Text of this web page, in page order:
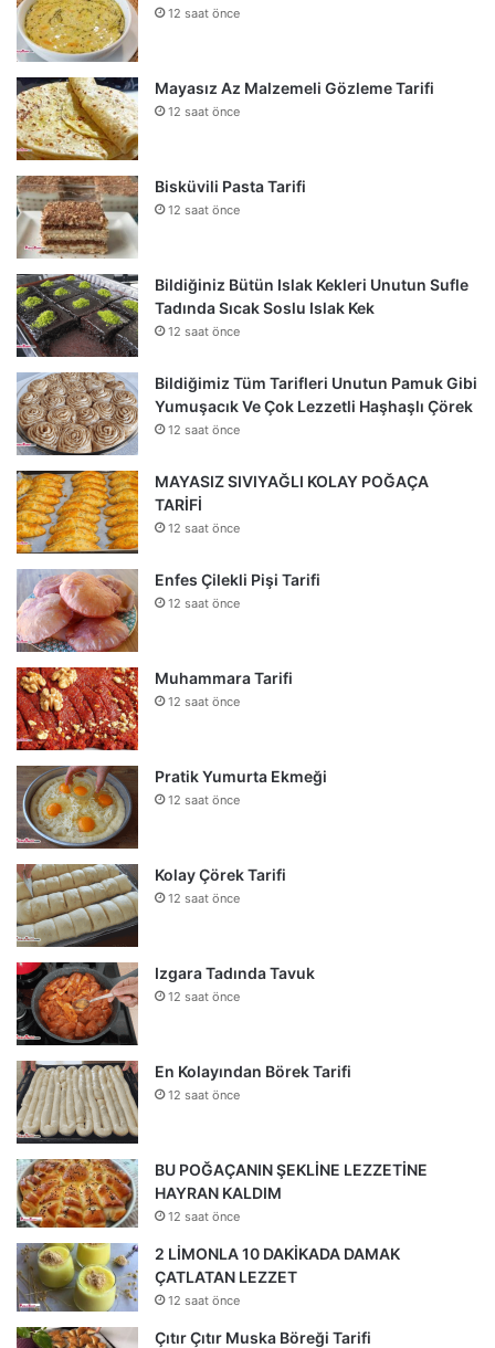
12 saat önce
Mayasız Az Malzemeli Gözleme Tarifi
12 saat önce
Bisküvili Pasta Tarifi
12 saat önce
Bildiğiniz Bütün Islak Kekleri Unutun Sufle
Tadında Sıcak Soslu Islak Kek
12 saat önce
Bildiğimiz Tüm Tarifleri Unutun Pamuk Gibi
Yumuşacık Ve Çok Lezzetli Haşhaşlı Çörek
12 saat önce
MAYASIZ SIVIYAĞLI KOLAY POĞAÇA
TARİFİ
12 saat önce
Enfes Çilekli Pişi Tarifi
12 saat önce
Muhammara Tarifi
12 saat önce
Pratik Yumurta Ekmeği
12 saat önce
Kolay Çörek Tarifi
12 saat önce
Izgara Tadında Tavuk
12 saat önce
En Kolayından Börek Tarifi
12 saat önce
BU POĞAÇANIN ŞEKLİNE LEZZETİNE
HAYRAN KALDIM
12 saat önce
2 LİMONLA 10 DAKİKADA DAMAK
ÇATLATAN LEZZET
12 saat önce
Çıtır Çıtır Muska Böreği Tarifi